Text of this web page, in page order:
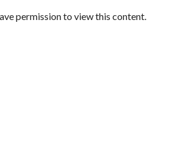
permission to view this content.